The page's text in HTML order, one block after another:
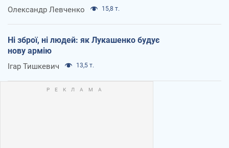
Олександр Левченко 15,8 т.
Ні зброї, ні людей: як Лукашенко будує
нову армію
Ігар Тишкевич 13,5 т.